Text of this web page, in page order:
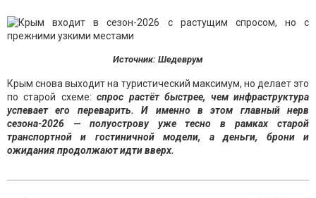
Источник: Шедеврум
Крым снова выходит на туристический максимум, но делает это
по старой схеме:спрос растёт быстрее, чем инфраструктура
успевает его переварить. И именно в этом главный нерв
сезона-2026 — полуострову уже тесно в рамках старой
транспортной и гостиничной модели, а деньги, брони и
ожидания продолжают идти вверх.